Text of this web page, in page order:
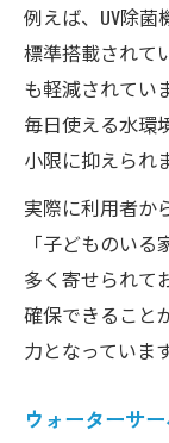
例えば、UV除
標準搭載されて
も軽減されてい
毎日使える水環
小限に抑えられ
実際に利用者か
「子どものい
多く寄せられて
確保できること
力となっています
ウォーターサ